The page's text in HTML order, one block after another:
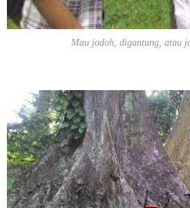
Mau jodoh, digantung, atau